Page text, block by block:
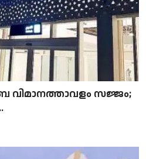
വിമാനത്താവളം സജ്ജം;